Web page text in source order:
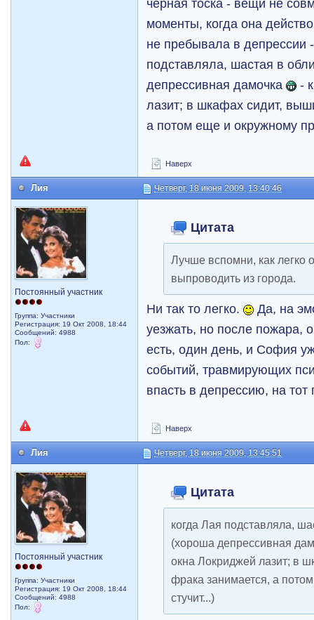
черная тоска - вещи не
моменты, когда она
не пребывала в депрессии
подставляла, шастая в
депрессивная дамочка
-
лазит; в шкафах сидит,
а потом еще и окружному
Наверх
Лия Четверг, 18 июня 2009, 13:40:46
Постоянный участник
Группа: Участники
Регистрация: 19 Окт 2008, 18:44
Сообщений: 4988
Пол:
Цитата
Лучше вспомни, как легко
выпроводить из города.
Ни так то легко.
Да, на
уезжать, но после пожара,
есть, один день, и София
событий, травмирующих
впасть в депрессию, на
Наверх
Лия Четверг, 18 июня 2009, 13:45:51
Постоянный участник
Группа: Участники
Регистрация: 19 Окт 2008, 18:44
Сообщений: 4988
Пол:
Цитата
когда Лая подставляла,
(хороша депрессивная
окна Локриджей лазит; в
фрака занимается, а
стучит...)